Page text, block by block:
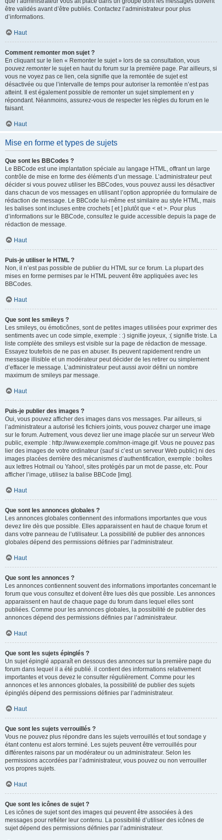
être validés avant d’être publiés. Contactez l’administrateur pour plus
d’informations.
Haut
Comment remonter mon sujet ?
En cliquant sur le lien « Remonter le sujet » lors de sa consultation, vous
pouvez remonterle sujet en haut du forum sur la première page. Par ailleurs, si
vous ne voyez pas ce lien, cela signifie que la remontée de sujet est
désactivée ou que l’intervalle de temps pour autoriser la remontée n’est pas
atteint. Il est également possible de remonter un sujet simplement en y
répondant. Néanmoins, assurez-vous de respecter les règles du forum en le
faisant.
Haut
Mise en forme et types de sujets
Que sont les BBCodes ?
Le BBCode est une implantation spéciale au langage HTML, offrant un large
contrôle de mise en forme des éléments d’un message. L’administrateur peut
décider si vous pouvez utiliser les BBCodes, vous pouvez aussi les désactiver
dans chacun de vos messages en utilisant l’option appropriée du formulaire de
rédaction de message. Le BBCode lui-même est similaire au style HTML, mais
les balises sont incluses entre crochets [ et ] plutôt que < et >. Pour plus
d’informations sur le BBCode, consultez le guide accessible depuis la page de
rédaction de message.
Haut
Puis-je utiliser le HTML ?
Non, il n’est pas possible de publier du HTML sur ce forum. La plupart des
mises en forme permises par le HTML peuvent être appliquées avec les
BBCodes.
Haut
Que sont les smileys ?
Les smileys, ou émoticônes, sont de petites images utilisées pour exprimer des
sentiments avec un code simple, exemple : :) signifie joyeux, :( signifie triste. La
liste complète des smileys est visible sur la page de rédaction de message.
Essayez toutefois de ne pas en abuser. Ils peuvent rapidement rendre un
message illisible et un modérateur peut décider de les retirer ou simplement
d’effacer le message. L’administrateur peut aussi avoir défini un nombre
maximum de smileys par message.
Haut
Puis-je publier des images ?
Oui, vous pouvez afficher des images dans vos messages. Par ailleurs, si
l’administrateur a autorisé les fichiers joints, vous pouvez charger une image
sur le forum. Autrement, vous devez lier une image placée sur un serveur Web
public, exemple : http://www.exemple.com/mon-image.gif. Vous ne pouvez pas
lier des images de votre ordinateur (sauf si c’est un serveur Web public) ni des
images placées derrière des mécanismes d’authentification, exemple : boîtes
aux lettres Hotmail ou Yahoo!, sites protégés par un mot de passe, etc. Pour
afficher l’image, utilisez la balise BBCode [img].
Haut
Que sont les annonces globales ?
Les annonces globales contiennent des informations importantes que vous
devez lire dès que possible. Elles apparaissent en haut de chaque forum et
dans votre panneau de l’utilisateur. La possibilité de publier des annonces
globales dépend des permissions définies par l’administrateur.
Haut
Que sont les annonces ?
Les annonces contiennent souvent des informations importantes concernant le
forum que vous consultez et doivent être lues dès que possible. Les annonces
apparaissent en haut de chaque page du forum dans lequel elles sont
publiées. Comme pour les annonces globales, la possibilité de publier des
annonces dépend des permissions définies par l’administrateur.
Haut
Que sont les sujets épinglés ?
Un sujet épinglé apparaît en dessous des annonces sur la première page du
forum dans lequel il a été publié. il contient des informations relativement
importantes et vous devez le consulter régulièrement. Comme pour les
annonces et les annonces globales, la possibilité de publier des sujets
épinglés dépend des permissions définies par l’administrateur.
Haut
Que sont les sujets verrouillés ?
Vous ne pouvez plus répondre dans les sujets verrouillés et tout sondage y
étant contenu est alors terminé. Les sujets peuvent être verrouillés pour
différentes raisons par un modérateur ou un administrateur. Selon les
permissions accordées par l’administrateur, vous pouvez ou non verrouiller
vos propres sujets.
Haut
Que sont les icônes de sujet ?
Les icônes de sujet sont des images qui peuvent être associées à des
messages pour refléter leur contenu. La possibilité d’utiliser des icônes de
sujet dépend des permissions définies par l’administrateur.